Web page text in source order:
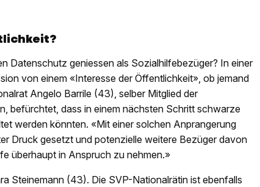
Datenschutz geniessen als Sozialhilfebezüger? In einer
von einem «Interesse der Öffentlichkeit», ob jemand
Angelo Barrile (43), selber Mitglied der
befürchtet, dass in einem nächsten Schritt schwarze
werden könnten. «Mit einer solchen Anprangerung
Druck gesetzt und potenzielle weitere Bezüger davon
überhaupt in Anspruch zu nehmen.»
Steinemann (43). Die SVP-Nationalrätin ist ebenfalls